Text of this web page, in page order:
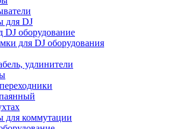
для DJ
DJ оборудование
для DJ оборудования
удлинители
для коммутации